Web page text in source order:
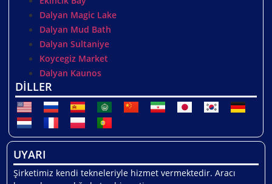
Dalyan Magic Lake
Dalyan Mud Bath
Dalyan Sultaniye
Koycegiz Market
Dalyan Kaunos
DİLLER
UYARI
Şirketimiz kendi tekneleriyle hizmet vermektedir. Aracı